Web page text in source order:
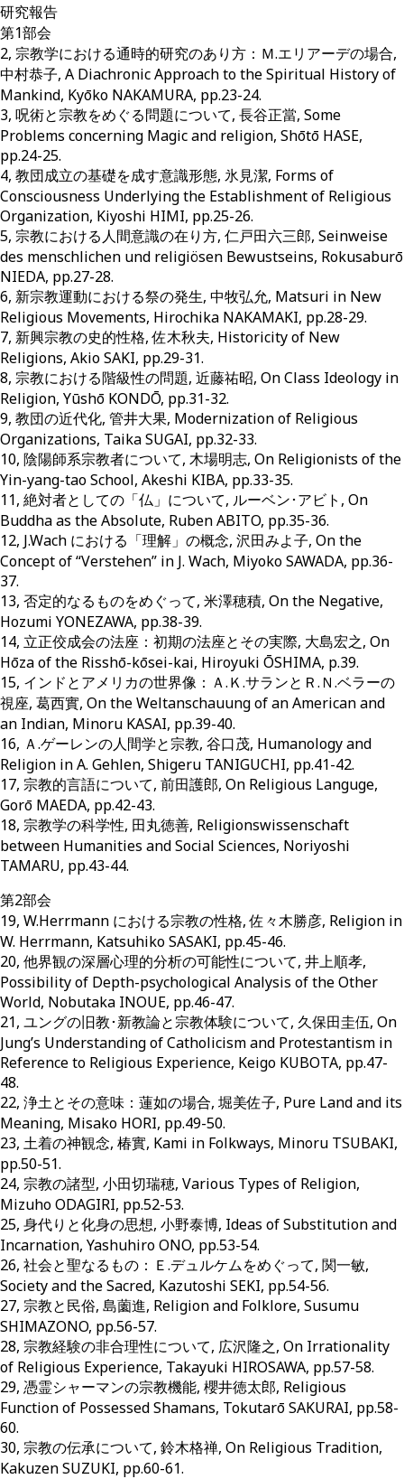
研究報告
第1部会
2, 宗教学における通時的研究のあり方：Ｍ.エリアーデの場合,
中村恭子, A Diachronic Approach to the Spiritual History of
Mankind, Kyōko NAKAMURA, pp.23-24.
3, 呪術と宗教をめぐる問題について, 長谷正當, Some
Problems concerning Magic and religion, Shōtō HASE,
pp.24-25.
4, 教団成立の基礎を成す意識形態, 氷見潔, Forms of
Consciousness Underlying the Establishment of Religious
Organization, Kiyoshi HIMI, pp.25-26.
5, 宗教における人間意識の在り方, 仁戸田六三郎, Seinweise
des menschlichen und religiösen Bewustseins, Rokusaburō
NIEDA, pp.27-28.
6, 新宗教運動における祭の発生, 中牧弘允, Matsuri in New
Religious Movements, Hirochika NAKAMAKI, pp.28-29.
7, 新興宗教の史的性格, 佐木秋夫, Historicity of New
Religions, Akio SAKI, pp.29-31.
8, 宗教における階級性の問題, 近藤祐昭, On Class Ideology in
Religion, Yūshō KONDŌ, pp.31-32.
9, 教団の近代化, 管井大果, Modernization of Religious
Organizations, Taika SUGAI, pp.32-33.
10, 陰陽師系宗教者について, 木場明志, On Religionists of the
Yin-yang-tao School, Akeshi KIBA, pp.33-35.
11, 絶対者としての「仏」について, ルーベン･アビト, On
Buddha as the Absolute, Ruben ABITO, pp.35-36.
12, J.Wach における「理解」の概念, 沢田みよ子, On the
Concept of “Verstehen” in J. Wach, Miyoko SAWADA, pp.36-
37.
13, 否定的なるものをめぐって, 米澤穂積, On the Negative,
Hozumi YONEZAWA, pp.38-39.
14, 立正佼成会の法座：初期の法座とその実際, 大島宏之, On
Hōza of the Risshō-kōsei-kai, Hiroyuki ŌSHIMA, p.39.
15, インドとアメリカの世界像：Ａ.Ｋ.サランとＲ.Ｎ.ベラーの
視座, 葛西實, On the Weltanschauung of an American and
an Indian, Minoru KASAI, pp.39-40.
16, Ａ.ゲーレンの人間学と宗教, 谷口茂, Humanology and
Religion in A. Gehlen, Shigeru TANIGUCHI, pp.41-42.
17, 宗教的言語について, 前田護郎, On Religious Languge,
Gorō MAEDA, pp.42-43.
18, 宗教学の科学性, 田丸徳善, Religionswissenschaft
between Humanities and Social Sciences, Noriyoshi
TAMARU, pp.43-44.
第2部会
19, W.Herrmann における宗教の性格, 佐々木勝彦, Religion in
W. Herrmann, Katsuhiko SASAKI, pp.45-46.
20, 他界観の深層心理的分析の可能性について, 井上順孝,
Possibility of Depth-psychological Analysis of the Other
World, Nobutaka INOUE, pp.46-47.
21, ユングの旧教･新教論と宗教体験について, 久保田圭伍, On
Jung’s Understanding of Catholicism and Protestantism in
Reference to Religious Experience, Keigo KUBOTA, pp.47-
48.
22, 浄土とその意味：蓮如の場合, 堀美佐子, Pure Land and its
Meaning, Misako HORI, pp.49-50.
23, 土着の神観念, 椿實, Kami in Folkways, Minoru TSUBAKI,
pp.50-51.
24, 宗教の諸型, 小田切瑞穂, Various Types of Religion,
Mizuho ODAGIRI, pp.52-53.
25, 身代りと化身の思想, 小野泰博, Ideas of Substitution and
Incarnation, Yashuhiro ONO, pp.53-54.
26, 社会と聖なるもの：Ｅ.デュルケムをめぐって, 関一敏,
Society and the Sacred, Kazutoshi SEKI, pp.54-56.
27, 宗教と民俗, 島薗進, Religion and Folklore, Susumu
SHIMAZONO, pp.56-57.
28, 宗教経験の非合理性について, 広沢隆之, On Irrationality
of Religious Experience, Takayuki HIROSAWA, pp.57-58.
29, 憑霊シャーマンの宗教機能, 櫻井徳太郎, Religious
Function of Possessed Shamans, Tokutarō SAKURAI, pp.58-
60.
30, 宗教の伝承について, 鈴木格禅, On Religious Tradition,
Kakuzen SUZUKI, pp.60-61.